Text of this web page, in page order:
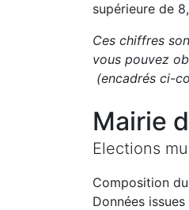
supérieure de
Ces chiffres
vous pouvez
(encadrés ci-
Mairie
Elections
Composition
Données